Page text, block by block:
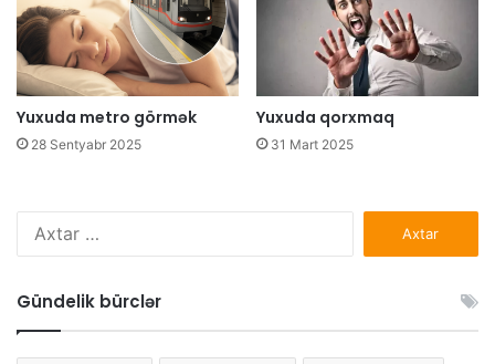
Yuxuda metro görmək
28 Sentyabr 2025
Yuxuda qorxmaq
31 Mart 2025
Gündelik bürclər